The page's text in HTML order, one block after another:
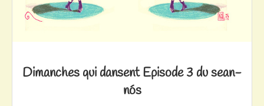
Dimanches qui dansent Episode 3 du sean-
nós